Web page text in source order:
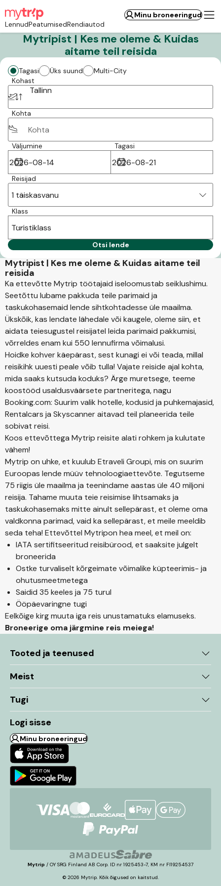
LennudPeatumisedRendiautod
Minu broneeringud
Mytripist | Kes me oleme & Kuidas
aitame teil reisida
Tagasi Üks suund
Multi-City
Kohast
Tallinn
Kohta
Väljumine Tagasi
Reisijad
1 täiskasvanu
Klass
Turistiklass
Otsi lende
Mytripist | Kes me oleme & Kuidas aitame teil
reisida
Ka ettevõtte Mytrip töötajaid iseloomustab seiklushimu.
Seetõttu lubame pakkuda teile parimaid ja
taskukohasemaid lende sihtkohtadesse üle maailma.
Ükskõik, kas lendate lähedale või kaugele, oleme siin, et
aidata teiesugustel reisijatel leida parimaid pakkumisi,
võrreldes enam kui 550 lennufirma võimalusi.
Hoidke kohver käepärast, sest kunagi ei või teada, millal
reisikihk uuesti peale võib tulla! Vajate reiside ajal kohta,
mida saaks kutsuda koduks? Ärge muretsege, teeme
koostööd usaldusväärsete partneritega, nagu
Booking.com: Suurim valik hotelle, kodusid ja puhkemajasid,
Rentalcars ja Skyscanner aitavad teil planeerida teile
sobivat reisi.
Koos ettevõttega Mytrip reisite alati rohkem ja kulutate
vähem!
Mytrip on uhke, et kuulub Etraveli Groupi, mis on suurim
Euroopas lende müüv tehnoloogiaettevõte. Tegutseme
75 riigis üle maailma ja teenindame aastas üle 40 miljoni
reisija. Tahame muuta teie reisimise lihtsamaks ja
taskukohasemaks mitte ainult sellepärast, et oleme oma
valdkonna parimad, vaid ka sellepärast, et meile meeldib
seda teha! Ettevõttel Mytripon hea meel, et meil on:
IATA sertifitseeritud reisibürood, et saaksite julgelt
broneerida
Ostke turvaliselt kõrgeimate võimalike küpteerimis- ja
ohutusmeetmetega
Saidid 35 keeles ja 75 turul
Ööpäevaringne tugi
Eelkõige kirg muuta iga reis unustamatuks elamuseks.
Broneerige oma järgmine reis meiega!
Tooted ja teenused
Meist
Tugi
Logi sisse
Minu broneeringud
Mytrip / OY SRG Finland AB Corp. ID nr 1925453-7, KM nr FI19254537
© 2026 Mytrip. Kõik õigused on kaitstud.